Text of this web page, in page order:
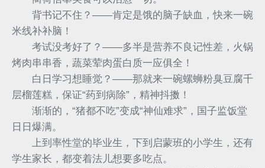
背书记不住？——肯定是饿的脑子缺血，快来一碗
米线补补脑！
考试没考好了？——多半是营养不良记性差，火锅
烤肉串串香，蔬菜荤肉蛋白质一应俱全！
白日学习想睡觉？——那就来一碗螺蛳粉臭豆腐千
层榴莲糕，保证“药到病除”，精神抖擞！
渐渐的，“猪都不吃”变成“神仙难求”，国子监饭堂
日日爆满。
上到率性堂的毕业生，下到启蒙班的小学生，还有
学生家长，都变着法儿想要多吃点。